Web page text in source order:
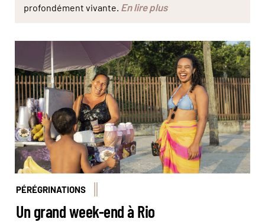
profondément vivante. En lire plus
© Marta Nascimento/Réa
PÉRÉGRINATIONS
Un grand week-end à Rio